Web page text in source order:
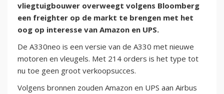
vliegtuigbouwer overweegt volgens Bloomberg
een freighter op de markt te brengen met het
oog op interesse van Amazon en UPS.
De A330neo is een versie van de A330 met nieuwe
motoren en vleugels. Met 214 orders is het type tot
nu toe geen groot verkoopsucces.
Volgens bronnen zouden Amazon en UPS aan Airbus